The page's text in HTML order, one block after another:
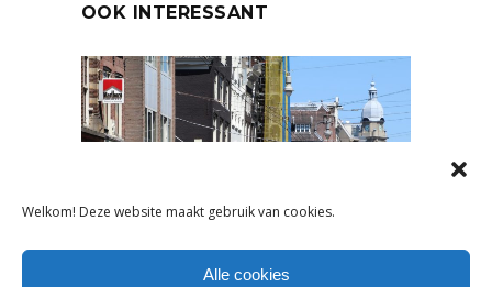
Welkom! Deze website maakt gebruik van cookies.
Alle cookies
OOK INTERESSANT